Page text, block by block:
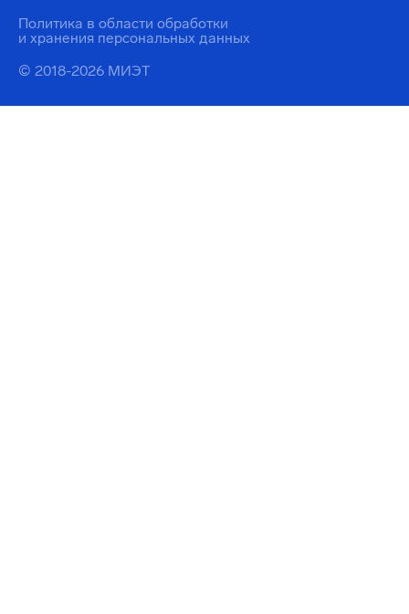
© 2018-2026 МИЭТ
Политика в области обработки
и хранения персональных данных